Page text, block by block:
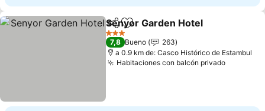
CompartirAgregar a favoritos
Senyor Garden Hotel
3 Estrellas
7,8 Bueno
263
a 0.9 km de: Casco Histórico de Estambul
Habitaciones con balcón privado